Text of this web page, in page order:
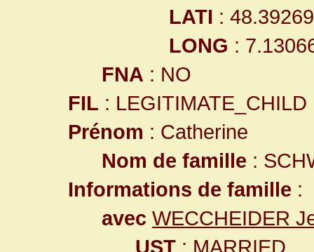
LATI :
LONG :
FNA : NO
FIL : LEGITIMATE_CHILD
Prénom : Catherine
Nom de famille :
Informations de famille :
avec WECCHEIDER
UST : MARRIED